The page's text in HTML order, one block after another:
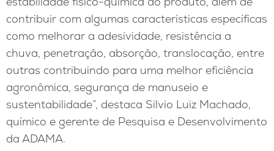
contribuir com algumas características específicas
como melhorar a adesividade, resistência a
chuva, penetração, absorção, translocação, entre
outras contribuindo para uma melhor eficiência
agronômica, segurança de manuseio e
sustentabilidade”, destaca Silvio Luiz Machado,
químico e gerente de Pesquisa e Desenvolvimento
da ADAMA.